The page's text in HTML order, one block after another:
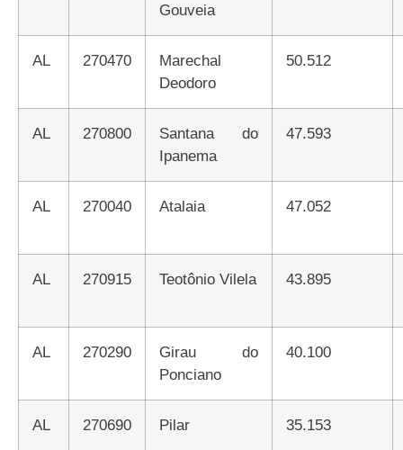
Gouveia
AL 270470
Marechal
Deodoro
50.512
AL 270800
Santana do
Ipanema
47.593
AL 270040 Atalaia 47.052
AL 270915 Teotônio Vilela 43.895
AL 270290
Girau do
Ponciano
40.100
AL 270690 Pilar 35.153